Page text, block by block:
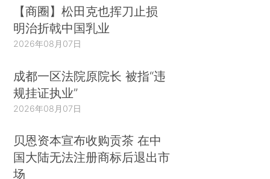
【商圈】松田克也挥刀止损
明治折戟中国乳业
2026年08月07日
成都一区法院原院长 被指“违
规挂证执业”
2026年08月07日
贝恩资本宣布收购贡茶 在中
国大陆无法注册商标后退出市
场